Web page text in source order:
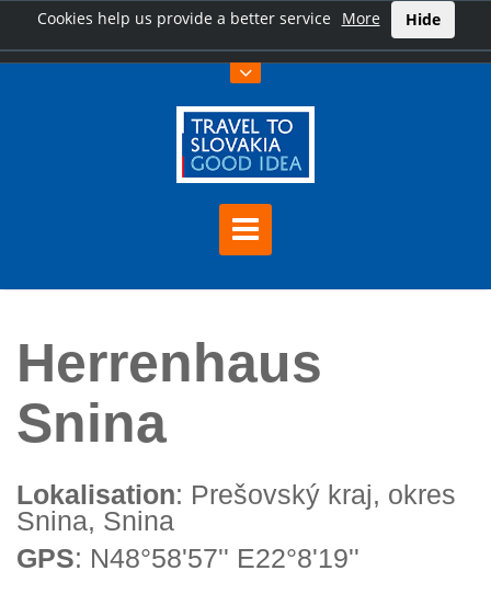
Cookies help us provide a better service More Hide
Herrenhaus Snina
Herrenhaus
Snina
Lokalisation: Prešovský kraj, okres
Snina, Snina
GPS: N48°58'57'' E22°8'19''